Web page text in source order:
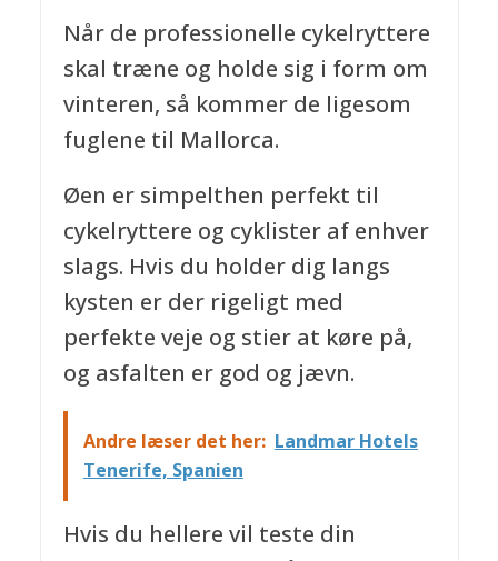
Når de professionelle cykelryttere
skal træne og holde sig i form om
vinteren, så kommer de ligesom
fuglene til Mallorca.
Øen er simpelthen perfekt til
cykelryttere og cyklister af enhver
slags. Hvis du holder dig langs
kysten er der rigeligt med
perfekte veje og stier at køre på,
og asfalten er god og jævn.
Andre læser det her: Landmar Hotels
Tenerife, Spanien
Hvis du hellere vil teste din